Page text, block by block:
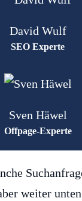
David Wulf
SEO Experte
Sven Häwel
Offpage-Experte
weiter